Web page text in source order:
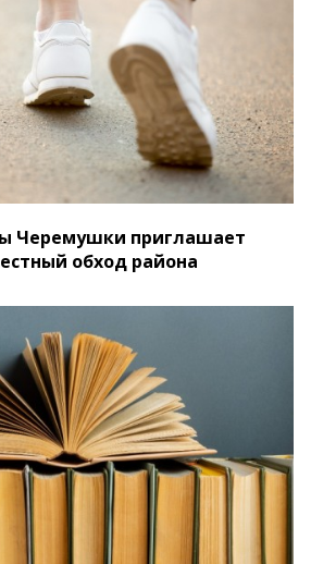
Черемушки приглашает
обход района